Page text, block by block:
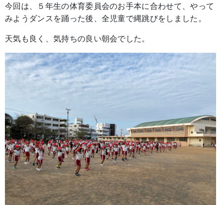
今回は、５年生の体育委員会のお手本に合わせて、やって
みようダンスを踊った後、全児童で縄跳びをしました。
天気も良く、気持ちの良い朝会でした。